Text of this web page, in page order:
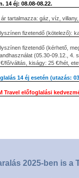
14 éj: 08.08-08.22.
ár tartalmazza: gáz, víz,
fizetendő (kötelező):
fizetendő (kérhető,
(05.30-09.12., 4.
€/fő/váltás, kiságy: 25 €/hét,
14 éj esetén (utazás:
Travel előfoglalási
2025-ben is a